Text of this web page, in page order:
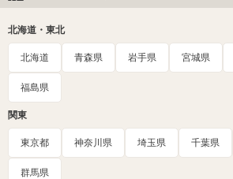
北海道・東北
北海道 青森県 岩手県 宮城県
福島県
関東
東京都 神奈川県 埼玉県 千葉県
群馬県